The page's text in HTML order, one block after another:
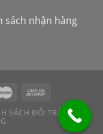
sách nhận hàng
SÁCH ĐỔI TRẢ